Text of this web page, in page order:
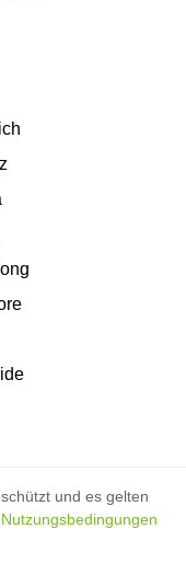
und es gelten
Nutzungsbedingungen